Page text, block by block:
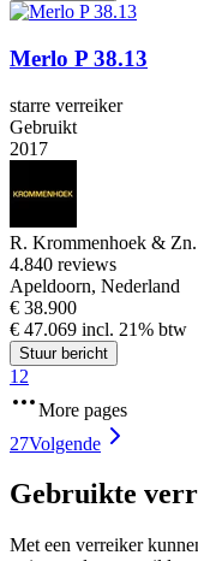
Merlo P 38.13
starre verreiker
Gebruikt
2017
R. Krommenhoek & Zn.
4.840 reviews
Apeldoorn, Nederland
€ 38.900
€ 47.069 incl. 21% btw
Stuur bericht
1 2
More pages
27Volgende
Gebruikte
Met een verreiker